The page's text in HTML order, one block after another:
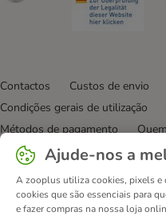
Contactos Custos de envio
Condições gerais de utilização
Métodos de pagamento
Política de privacidade
© zooplus SE
Ajude-nos a
A zooplus utiliza cookies, pixels
cookies que são essenciais para
e fazer compras na nossa loja